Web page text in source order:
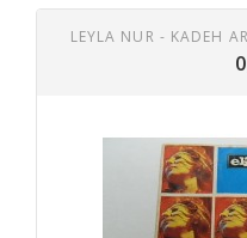
LEYLA NUR - KADEH